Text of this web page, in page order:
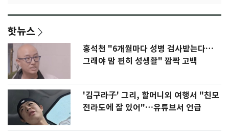
핫뉴스
홍석천 "6개월마다 성병 검사받는다…
그래야 맘 편히 성생활" 깜짝 고백
'김구라子' 그리, 할머니외 여행서 "친모
전라도에 잘 있어"…유튜브서 언급